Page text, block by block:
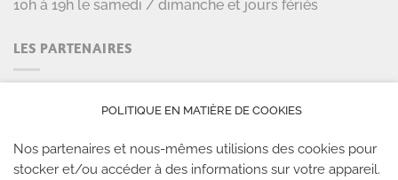
10h à 19h le samedi / dimanche et jours fériés
LES PARTENAIRES
POLITIQUE EN MATIÈRE DE COOKIES
Nos partenaires et nous-mêmes utilisions des cookies pour
stocker et/ou accéder à des informations sur votre appareil.